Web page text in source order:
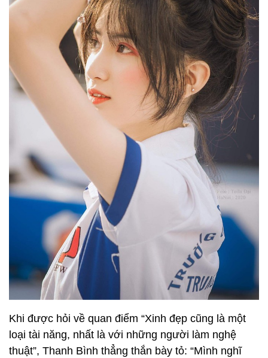
Khi được hỏi về quan điểm “Xinh đẹp cũng là một
loại tài năng, nhất là với những người làm nghệ
thuật”, Thanh Bình thẳng thắn bày tỏ: “Mình nghĩ